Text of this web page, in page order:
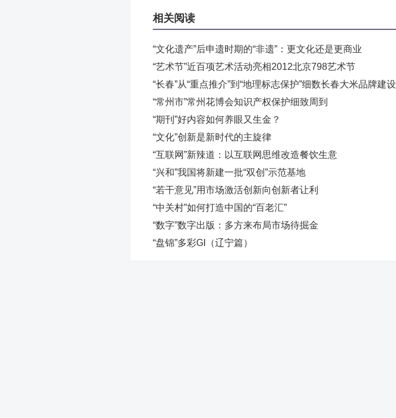
相关阅读
“文化遗产”后申遗时期的“非遗”：更文化还是更商业
“艺术节”近百项艺术活动亮相2012北京798艺术节
“长春”从“重点推介”到“地理标志保护”细数长春大米品牌建设
“常州市”常州花博会知识产权保护细致周到
“期刊”好内容如何养眼又生金？
“文化”创新是新时代的主旋律
“互联网”新辣道：以互联网思维改造餐饮生意
“兴和”我国将新建一批“双创”示范基地
“若干意见”用市场激活创新向创新者让利
“中关村”如何打造中国的“百老汇”
“数字”数字出版：多方来布局市场待掘金
“盘锦”多彩GI（辽宁篇）